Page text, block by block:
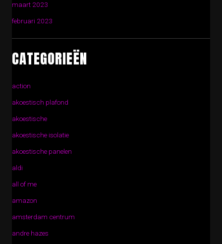
maart 2023
februari 2023
CATEGORIEËN
action
akoestisch plafond
akoestische
akoestische isolatie
akoestische panelen
aldi
all of me
amazon
amsterdam centrum
andre hazes